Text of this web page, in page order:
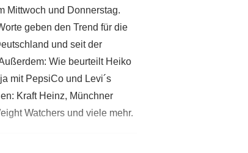
Mittwoch und Donnerstag.
geben den Trend für die
und seit der
Wie beurteilt Heiko
mit PepsiCo und Levi´s
Kraft Heinz, Münchner
Watchers und viele mehr.